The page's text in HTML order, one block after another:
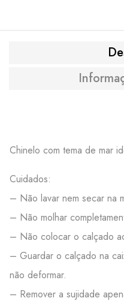
Chinelo com tema de mar
Cuidados:
– Não lavar nem secar na
– Não molhar
– Não colocar o calçado
– Guardar o calçado na
não deformar.
– Remover a sujidade